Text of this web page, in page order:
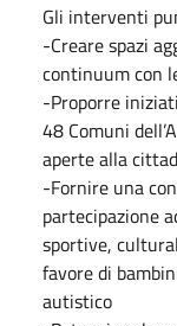
Gli interventi
-Creare spazi
continuum con
-Proporre
48 Comuni
aperte alla
-Fornire una
partecipazione
sportive,
favore di
autistico